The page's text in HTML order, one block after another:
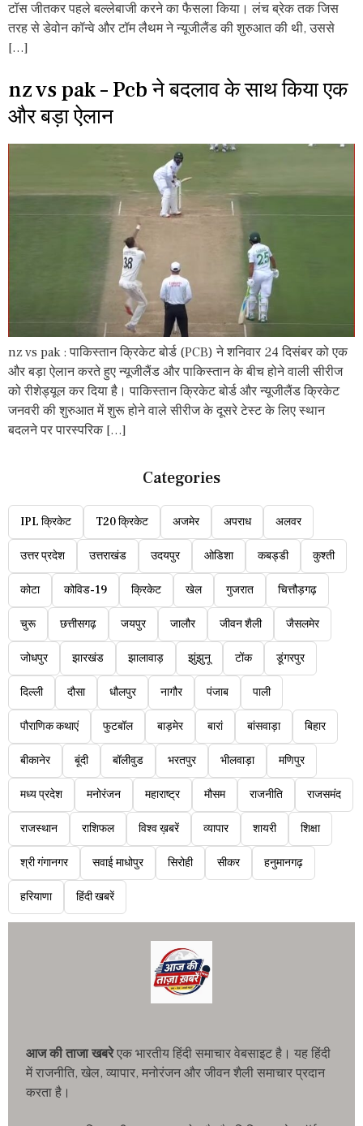
टॉस जीतकर पहले बल्लेबाजी करने का फैसला किया। लंच ब्रेक तक जिस
तरह से डेवोन कॉन्वे और टॉम लैथम ने न्यूजीलैंड की शुरुआत की थी, उससे
[…]
nz vs pak – Pcb ने बदलाव के साथ किया एक
और बड़ा ऐलान
nz vs pak : पाकिस्तान क्रिकेट बोर्ड (PCB) ने शनिवार 24 दिसंबर को एक
और बड़ा ऐलान करते हुए न्यूजीलैंड और पाकिस्तान के बीच होने वाली सीरीज
को रीशेड्यूल कर दिया है। पाकिस्तान क्रिकेट बोर्ड और न्यूजीलैंड क्रिकेट
जनवरी की शुरुआत में शुरू होने वाले सीरीज के दूसरे टेस्ट के लिए स्थान
बदलने पर पारस्परिक […]
Categories
IPL क्रिकेट T20 क्रिकेट अजमेर अपराध अलवर
उत्तर प्रदेश उत्तराखंड उदयपुर ओडिशा कबड्डी कुश्ती
कोटा कोविड-19 क्रिकेट खेल गुजरात चित्तौड़गढ़
चुरू छत्तीसगढ़ जयपुर जालौर जीवन शैली जैसलमेर
जोधपुर झारखंड झालावाड़ झुंझुनू टोंक डूंगरपुर
दिल्ली दौसा धौलपुर नागौर पंजाब पाली
पौराणिक कथाएं फुटबॉल बाड़मेर बारां बांसवाड़ा बिहार
बीकानेर बूंदी बॉलीवुड भरतपुर भीलवाड़ा मणिपुर
मध्य प्रदेश मनोरंजन महाराष्ट्र मौसम राजनीति राजसमंद
राजस्थान राशिफल विश्व ख़बरें व्यापार शायरी शिक्षा
श्री गंगानगर सवाई माधोपुर सिरोही सीकर हनुमानगढ़
हरियाणा हिंदी खबरें
आज की ताजा खबरेएक भारतीय हिंदी समाचार वेबसाइट है। यह हिंदी
में राजनीति, खेल, व्यापार, मनोरंजन और जीवन शैली समाचार प्रदान
करता है।